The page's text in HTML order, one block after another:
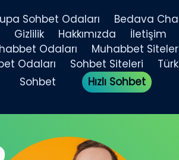
Sohbet Odaları Bedava
Gizlilik Hakkımızda İletişim
Odaları Muhabbet
Odaları Sohbet Siteleri
Sohbet
Hızlı Sohbet